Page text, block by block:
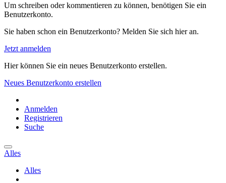
Um schreiben oder kommentieren zu können, benötigen Sie ein
Benutzerkonto.
Sie haben schon ein Benutzerkonto? Melden Sie sich hier an.
Jetzt anmelden
Hier können Sie ein neues Benutzerkonto erstellen.
Neues Benutzerkonto erstellen
Anmelden
Registrieren
Suche
Alles
Alles